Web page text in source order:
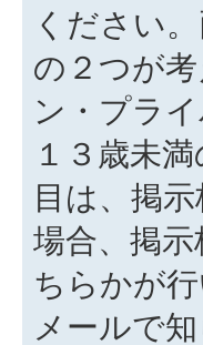
ください
の２つが
ン・プラ
１３歳未
目は、掲
場合、掲
ちらかが
メールで